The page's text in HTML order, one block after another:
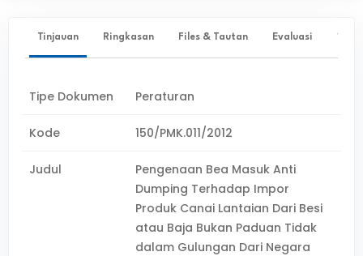
Tinjauan Ringkasan Files & Tautan Evaluasi ✨
Tipe Dokumen Peraturan
Kode 150/PMK.011/2012
Judul
Pengenaan Bea Masuk Anti
Dumping Terhadap Impor
Produk Canai Lantaian Dari Besi
atau Baja Bukan Paduan Tidak
dalam Gulungan Dari Negara